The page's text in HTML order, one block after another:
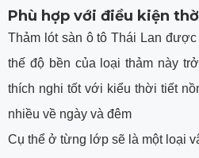
Phù hợp với điều kiện
Thảm lót sàn ô tô Thái Lan
thế độ bền của loại thảm này
thích nghi tốt với kiểu thời tiết
nhiều về ngày và đêm
Cụ thể ở từng lớp sẽ là một loại